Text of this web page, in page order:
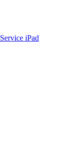
Service iPad